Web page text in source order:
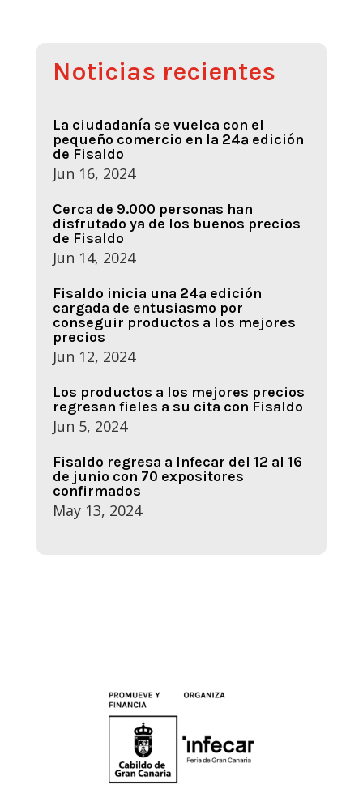
Noticias recientes
La ciudadanía se vuelca con el
pequeño comercio en la 24ª edición
de Fisaldo
Jun 16, 2024
Cerca de 9.000 personas han
disfrutado ya de los buenos precios
de Fisaldo
Jun 14, 2024
Fisaldo inicia una 24ª edición
cargada de entusiasmo por
conseguir productos a los mejores
precios
Jun 12, 2024
Los productos a los mejores precios
regresan fieles a su cita con Fisaldo
Jun 5, 2024
Fisaldo regresa a Infecar del 12 al 16
de junio con 70 expositores
confirmados
May 13, 2024